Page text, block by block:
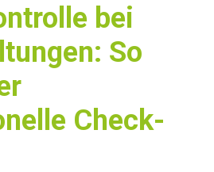
bei
So
Check-